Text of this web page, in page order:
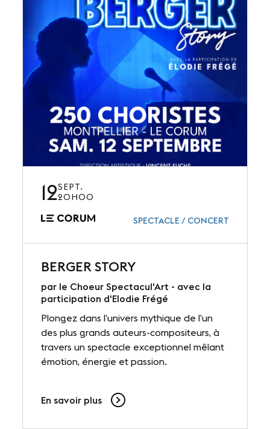
12SEPT.
20H00
SPECTACLE / CONCERT
BERGER STORY
par le Choeur Spectacul'Art - avec la
participation d'Elodie Frégé
Plongez dans l’univers mythique de l’un
des plus grands auteurs-compositeurs, à
travers un spectacle exceptionnel mêlant
émotion, énergie et passion.
En savoir plus